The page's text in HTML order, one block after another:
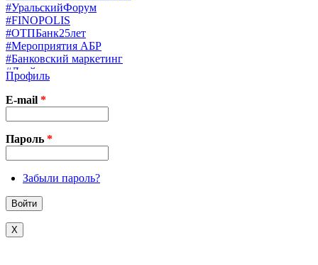
#УральскийФорум
#FINOPOLIS
#ОТПБанк25лет
#Мероприятия АБР
#Банковский маркетинг
#Драйверы страхования
#Финконгресс ЦБ
#PB&WM
#UX/CX
#Экосистемы
X
Профиль
E-mail *
Пароль *
Забыли пароль?
X